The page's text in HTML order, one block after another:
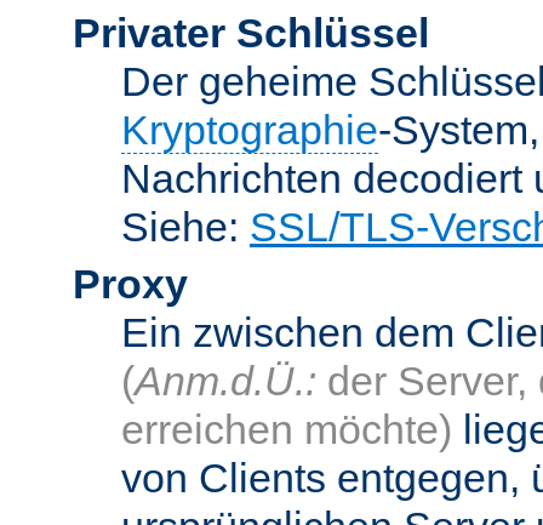
Privater Schlüssel
Der geheime
Kryptographie-
Nachrichten decodiert
Siehe: SSL/TLS-
Proxy
Ein zwischen dem
(Anm.d.Ü.: der
erreichen möchte)
von Clients entgegen,